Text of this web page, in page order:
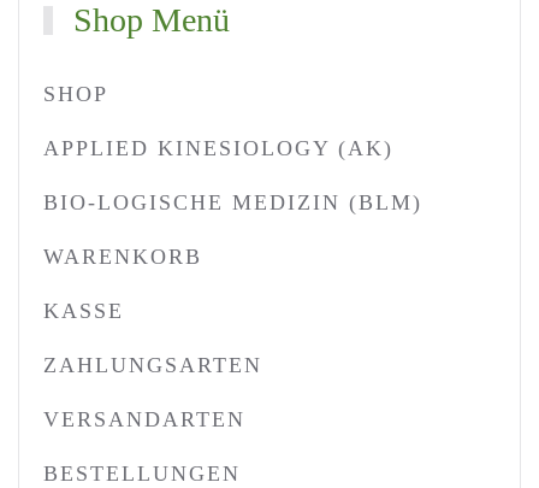
Shop Menü
SHOP
APPLIED KINESIOLOGY (AK)
BIO-LOGISCHE MEDIZIN (BLM)
WARENKORB
KASSE
ZAHLUNGSARTEN
VERSANDARTEN
BESTELLUNGEN